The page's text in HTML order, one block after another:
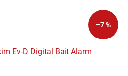
–7 %
Ev-D Digital Bait Alarm